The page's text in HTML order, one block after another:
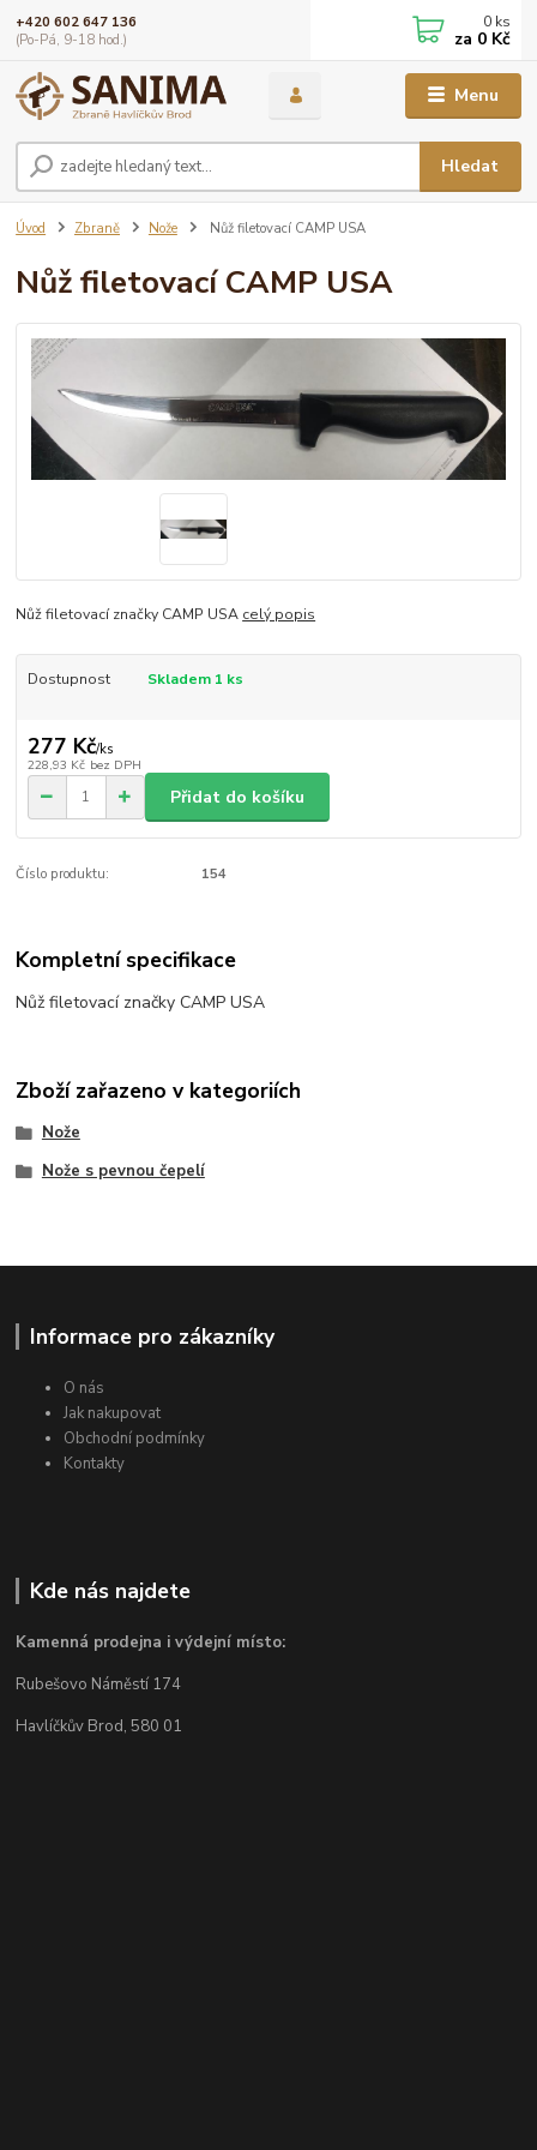
Menu
Hledat
+420 602 647 136
(Po-Pá, 9-18 hod.)
0 ks
za 0 Kč
Úvod Zbraně Nože Nůž filetovací CAMP USA
Nůž filetovací CAMP USA
Nůž filetovací značky CAMP USA celý popis
Dostupnost Skladem 1 ks
277 Kč/ks
228,93 Kč bez DPH
Přidat do košíku
Číslo produktu: 154
Kompletní specifikace
Nůž filetovací značky CAMP USA
Zboží zařazeno v kategoriích
Nože
Nože s pevnou čepelí
Informace pro zákazníky
O nás
Jak nakupovat
Obchodní podmínky
Kontakty
Kde nás najdete
Kamenná prodejna i výdejní místo:
Rubešovo Náměstí 174
Havlíčkův Brod, 580 01